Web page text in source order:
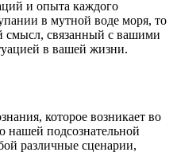
и опыта каждого
в мутной воде моря, то
смысл, связанный с вашими
в вашей жизни.
которое возникает во
нашей подсознательной
различные сценарии,